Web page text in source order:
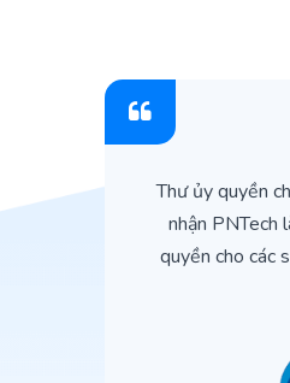
Thư ủy quyền
nhận PNTech
quyền cho các